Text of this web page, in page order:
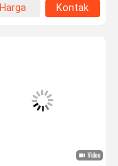
Harga
Kontak